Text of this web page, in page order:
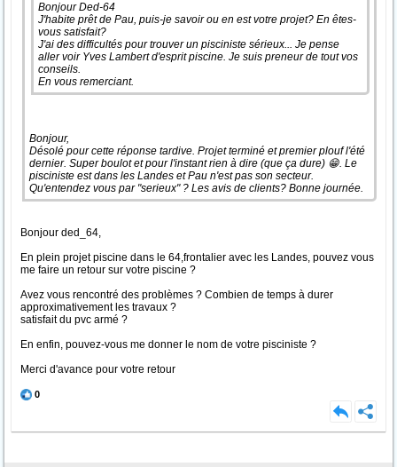
Bonjour Ded-64
J'habite prêt de Pau, puis-je savoir ou en est votre projet? En êtes-
vous satisfait?
J'ai des difficultés pour trouver un pisciniste sérieux... Je pense
aller voir Yves Lambert d'esprit piscine. Je suis preneur de tout vos
conseils.
En vous remerciant.
Bonjour,
Désolé pour cette réponse tardive. Projet terminé et premier plouf l'été
dernier. Super boulot et pour l'instant rien à dire (que ça dure) 😁. Le
pisciniste est dans les Landes et Pau n'est pas son secteur.
Qu'entendez vous par "serieux" ? Les avis de clients? Bonne journée.
Bonjour ded_64,
En plein projet piscine dans le 64,frontalier avec les Landes, pouvez vous
me faire un retour sur votre piscine ?
Avez vous rencontré des problèmes ? Combien de temps à durer
approximativement les travaux ?
satisfait du pvc armé ?
En enfin, pouvez-vous me donner le nom de votre pisciniste ?
Merci d'avance pour votre retour
0